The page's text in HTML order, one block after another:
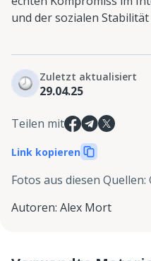
und der sozialen
Zuletzt aktualisiert
29.04.25
Teilen mit
Link kopieren
Fotos aus diesen Quellen:
Autoren: Alex Mort